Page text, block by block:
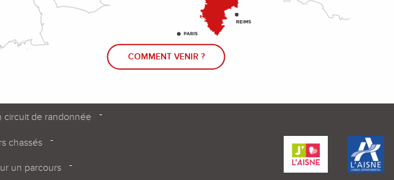
COMMENT VENIR ?
circuit de randonnée
chassés
un parcours